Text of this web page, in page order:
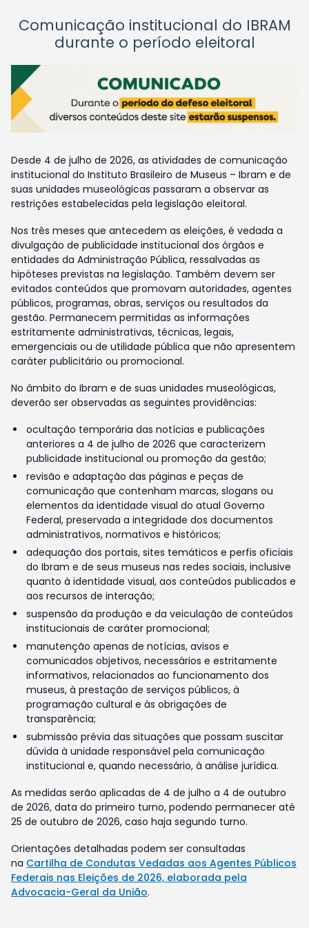
Comunicação institucional do IBRAM
durante o período eleitoral
Desde 4 de julho de 2026, as atividades de comunicação
institucional do Instituto Brasileiro de Museus – Ibram e de
suas unidades museológicas passaram a observar as
restrições estabelecidas pela legislação eleitoral.
Nos três meses que antecedem as eleições, é vedada a
divulgação de publicidade institucional dos órgãos e
entidades da Administração Pública, ressalvadas as
hipóteses previstas na legislação. Também devem ser
evitados conteúdos que promovam autoridades, agentes
públicos, programas, obras, serviços ou resultados da
gestão. Permanecem permitidas as informações
estritamente administrativas, técnicas, legais,
emergenciais ou de utilidade pública que não apresentem
caráter publicitário ou promocional.
No âmbito do Ibram e de suas unidades museológicas,
deverão ser observadas as seguintes providências:
ocultação temporária das notícias e publicações
anteriores a 4 de julho de 2026 que caracterizem
publicidade institucional ou promoção da gestão;
revisão e adaptação das páginas e peças de
comunicação que contenham marcas, slogans ou
elementos da identidade visual do atual Governo
Federal, preservada a integridade dos documentos
administrativos, normativos e históricos;
adequação dos portais, sites temáticos e perfis oficiais
do Ibram e de seus museus nas redes sociais, inclusive
quanto à identidade visual, aos conteúdos publicados e
aos recursos de interação;
suspensão da produção e da veiculação de conteúdos
institucionais de caráter promocional;
manutenção apenas de notícias, avisos e
comunicados objetivos, necessários e estritamente
informativos, relacionados ao funcionamento dos
museus, à prestação de serviços públicos, à
programação cultural e às obrigações de
transparência;
submissão prévia das situações que possam suscitar
dúvida à unidade responsável pela comunicação
institucional e, quando necessário, à análise jurídica.
As medidas serão aplicadas de 4 de julho a 4 de outubro
de 2026, data do primeiro turno, podendo permanecer até
25 de outubro de 2026, caso haja segundo turno.
Orientações detalhadas podem ser consultadas
na Cartilha de Condutas Vedadas aos Agentes Públicos
Federais nas Eleições de 2026, elaborada pela
Advocacia-Geral da União.